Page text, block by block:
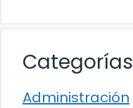
Categorías
Administración